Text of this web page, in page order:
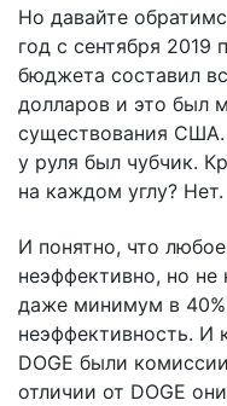
Но давайте
год с сентября 2019
бюджета составил
долларов и это был
существования США.
у руля был чубчик.
на каждом углу? Нет.
И понятно, что
неэффективно, но
даже минимум в
неэффективность. И
DOGE были
отличии от DOGE